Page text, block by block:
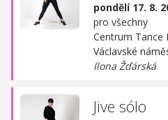
pondělí 17. 8.
pro všechny
Centrum Tance
Václavské
Ilona Žďárská
Jive sólo